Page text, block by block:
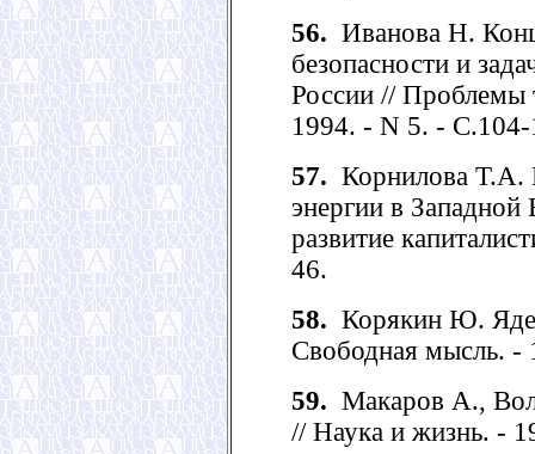
56. Иванова Н.
безопасности и
России // Проблемы
1994. - N 5. -
57. Корнилова Т.А.
энергии в
развитие
46.
58. Корякин Ю.
Свободная мысль.
59. Макаров А.,
// Наука и жизнь. -